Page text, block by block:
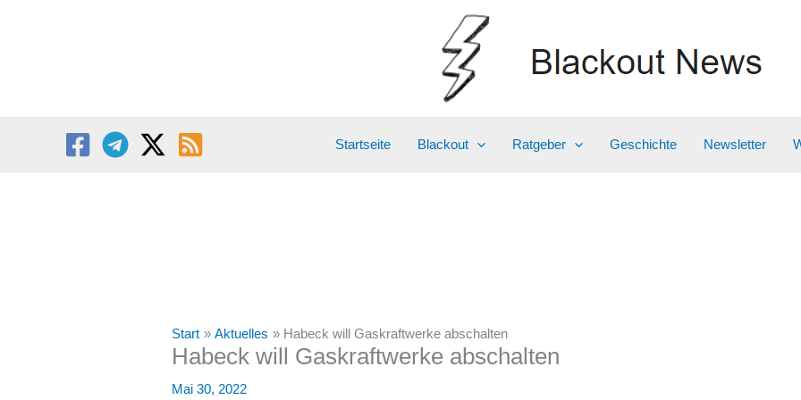
Startseite Blackout Ratgeber Geschichte Newsletter
Start Aktuelles Habeck will Gaskraftwerke abschalten
Habeck will Gaskraftwerke abschalten
Mai 30, 2022